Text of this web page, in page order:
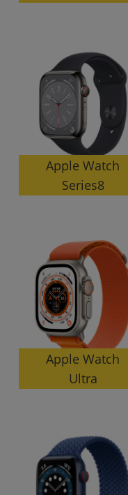
Apple Watch
Series8
Apple Watch
Ultra
円 ～
発売日
年
年